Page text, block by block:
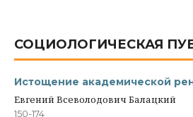
СОЦИОЛОГИЧЕСКАЯ
Истощение академической
Евгений Всеволодович Балацкий
150-174